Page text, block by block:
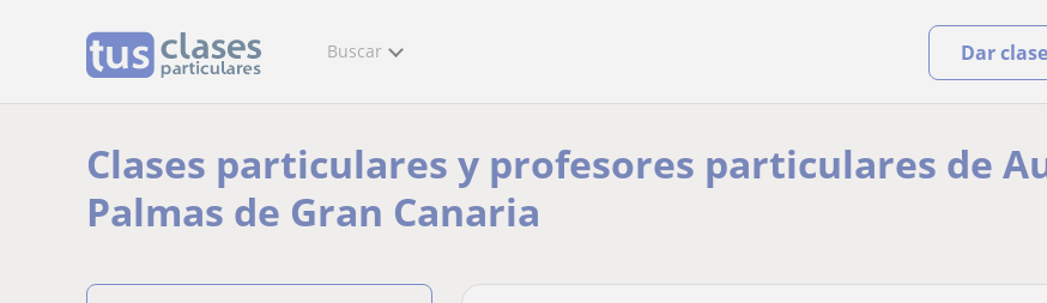
Buscar Dar
Clases particulares y profesores particulares de
Palmas de Gran Canaria